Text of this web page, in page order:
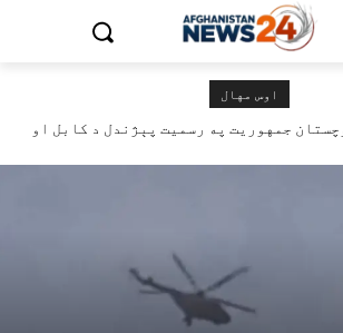
اوس مهال
جمهوریت په رسمیت پېژندل د کابل او
شاپور ځدراڼ د افغان کرکټ له بنسټ